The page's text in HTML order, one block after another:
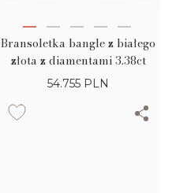
Bransoletka bangle z białego
złota z diamentami 3.38ct
54.755 PLN